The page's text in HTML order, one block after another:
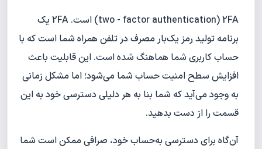
two - factor authentication) 2FA) است. 2FA یک
برنامه تولید رمز یک‌بار مصرف در تلفن همراه شما است که با
حساب کاربری شما هماهنگ شده است. این قابلیت باعث
افزایش سطح امنیت حساب شما می‌شود؛ اما مشکل زمانی
به وجود می‌آید که شما بنا به هر دلیلی دسترسی خود به این
قسمت را از دست بدهید.
آن‌گاه برای دسترسی به‌حساب خود، صرافی ممکن است شما